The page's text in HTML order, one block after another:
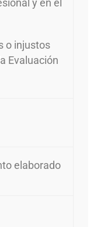
o injustos
Evaluación
elaborado